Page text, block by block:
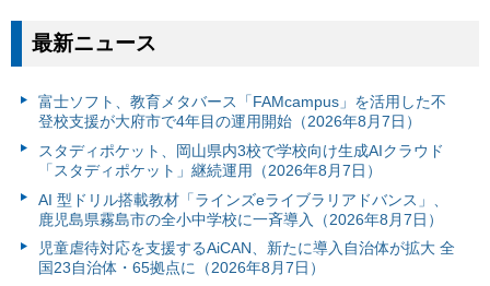
最新ニュース
富⼠ソフト、教育メタバース「FAMcampus」を活用した不
登校支援が大府市で4年目の運用開始（2026年8月7日）
スタディポケット、岡山県内3校で学校向け生成AIクラウド
「スタディポケット」継続運用（2026年8月7日）
AI 型ドリル搭載教材「ラインズeライブラリアドバンス」、
鹿児島県霧島市の全小中学校に一斉導入（2026年8月7日）
児童虐待対応を支援するAiCAN、新たに導入自治体が拡大 全
国23自治体・65拠点に（2026年8月7日）